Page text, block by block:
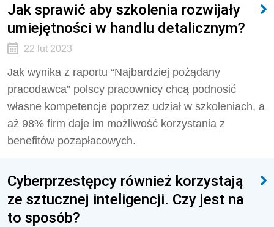
Jak sprawić aby szkolenia rozwijały
umiejętności w handlu detalicznym?
22 lut 2023
Jak wynika z raportu “Najbardziej pożądany
pracodawca” polscy pracownicy chcą podnosić
własne kompetencje poprzez udział w szkoleniach, a
aż 98% firm daje im możliwość korzystania z
benefitów pozapłacowych.
Cyberprzestępcy również korzystają
ze sztucznej inteligencji. Czy jest na
to sposób?